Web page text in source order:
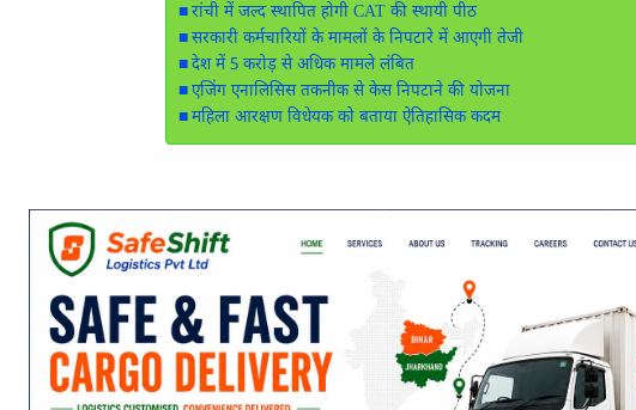
रांची में जल्द स्थापित होगी CAT की स्थायी पीठ
सरकारी कर्मचारियों के मामलों के निपटारे में आएगी तेजी
देश में 5 करोड़ से अधिक मामले लंबित
एजिंग एनालिसिस तकनीक से केस निपटाने की योजना
महिला आरक्षण विधेयक को बताया ऐतिहासिक कदम